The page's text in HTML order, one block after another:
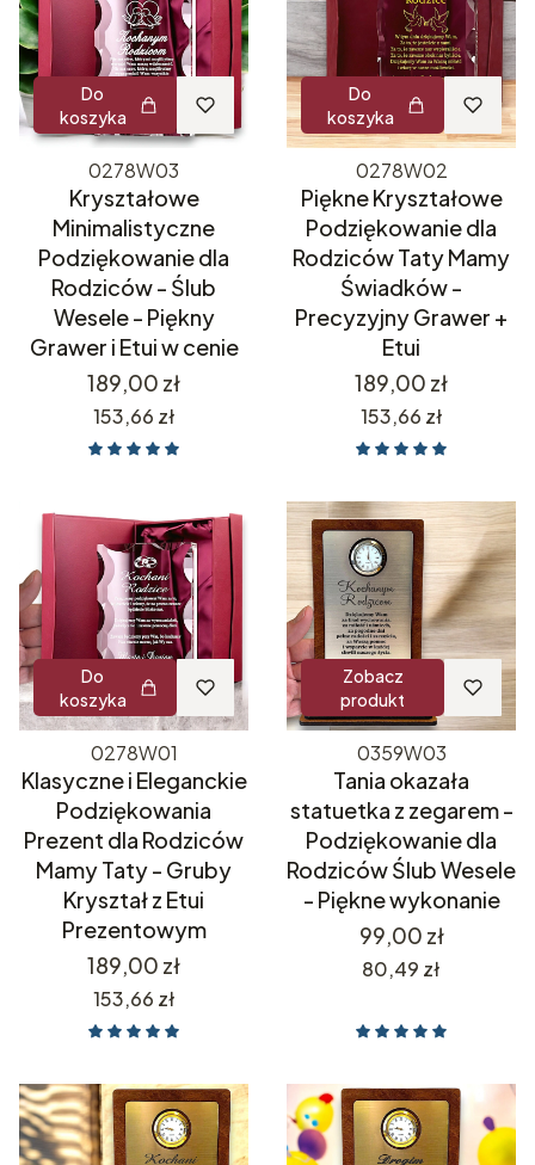
Do
koszyka
0278W03
Kryształowe
Minimalistyczne
Podziękowanie dla
Rodziców - Ślub
Wesele - Piękny
Grawer i Etui w cenie
Cena
189,00 zł
Cena
153,66 zł
Do
koszyka
0278W02
Piękne Kryształowe
Podziękowanie dla
Rodziców Taty Mamy
Świadków -
Precyzyjny Grawer +
Etui
Cena
189,00 zł
Cena
153,66 zł
Do
koszyka
0278W01
Klasyczne i Eleganckie
Podziękowania
Prezent dla Rodziców
Mamy Taty - Gruby
Kryształ z Etui
Prezentowym
Cena
189,00 zł
Cena
153,66 zł
Zobacz
produkt
0359W03
Tania okazała
statuetka z zegarem -
Podziękowanie dla
Rodziców Ślub Wesele
- Piękne wykonanie
Cena
99,00 zł
Cena
80,49 zł